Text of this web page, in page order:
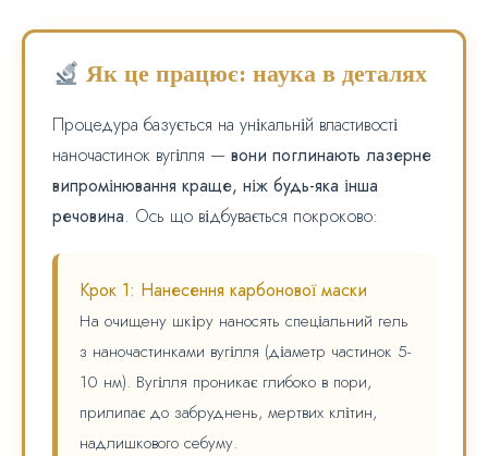
Як це працює: наука в деталях
Процедура базується на унікальній властивості
наночастинок вугілля — вони поглинають лазерне
випромінювання краще, ніж будь-яка інша
речовина. Ось що відбувається покроково:
Крок 1: Нанесення карбонової маски
На очищену шкіру наносять спеціальний гель
з наночастинками вугілля (діаметр частинок 5-
10 нм). Вугілля проникає глибоко в пори,
прилипає до забруднень, мертвих клітин,
надлишкового себуму.